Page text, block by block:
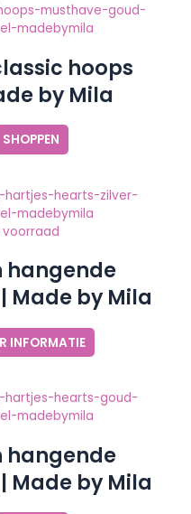
hoops
by Mila
SHOPPEN
hangende
Made by Mila
INFORMATIE
hangende
Made by Mila